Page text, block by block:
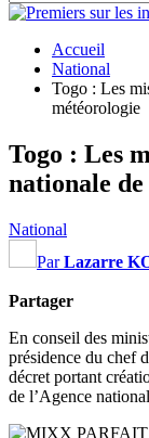
Accueil
National
Togo : Les
météorologie
Togo : Les
nationale
National
ParLazarre
Partager
En conseil des
présidence du chef
décret portant
de l’Agence